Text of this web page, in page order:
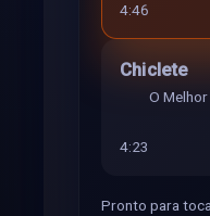
4:46
Chiclete
O
4:23
Pronto para